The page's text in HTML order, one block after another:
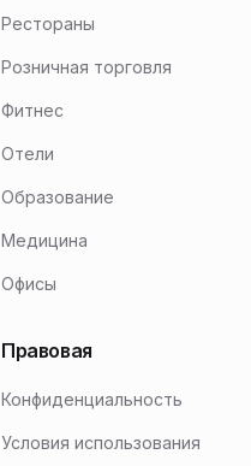
Рестораны
Розничная торговля
Фитнес
Отели
Образование
Медицина
Офисы
Правовая
Конфиденциальность
Условия использования